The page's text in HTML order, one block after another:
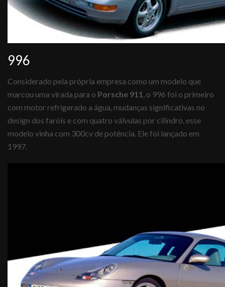
996
Considerado pela própria empresa como um modelo que
marcou uma virada para o Porsche 911 , o 996 foi o primeiro
com motor refrigerado a água, mudanças significativas no
design dos faróis e com quatro válvulas por cilindro, esse
modelo vinha com 300cv de potência. Ele foi lançado em
1997.